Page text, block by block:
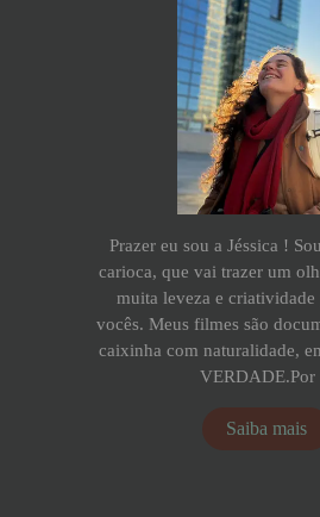
Prazer eu sou a Jéssica !
carioca, que vai trazer um
muita leveza e criatividade
vocês. Meus filmes são
caixinha com naturalidade,
VERDADE.Por
Saiba mais